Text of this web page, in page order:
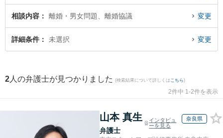
協議を法律相談できる天理市内の弁護士に相談予約したい』などでお困りの相
談者さんにおすすめです。
相談内容 離婚・男女問題、離婚協議 変更
詳細条件 未選択 変更
2 人の弁護士が見つかりました (検索結果について詳しくは こちら)
2件中 1-2件を表示
山本 真生
弁護士
インタビュ
ーを見る
奈良県